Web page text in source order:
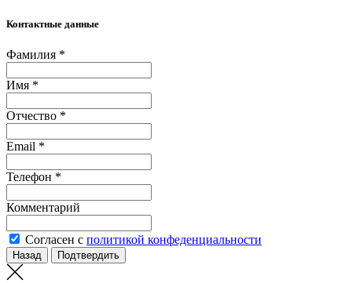
Контактные данные
Фамилия *
Имя *
Отчество *
Email *
Телефон *
Комментарий
Согласен с политикой конфеденциальности
Назад Подтвердить